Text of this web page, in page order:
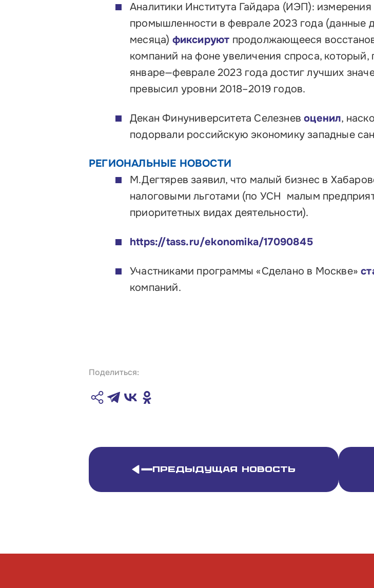
Аналитики Института Гайдара (ИЭП): измерения
промышленности в феврале 2023 года (данные
месяца) фиксируют продолжающееся
компаний на фоне увеличения спроса, который,
январе—феврале 2023 года достиг лучших
превысил уровни 2018–2019 годов.
Декан Финуниверситета Селезневоценил,
подорвали российскую экономику западные
РЕГИОНАЛЬНЫЕ НОВОСТИ
М.Дегтярев заявил, что малый бизнес в
налоговыми льготами (по УСН малым
приоритетных видах деятельности).
https://tass.ru/ekonomika/17090845
Участниками программы «Сделано в Москве»
компаний.
Поделиться:
Предыдущая новость